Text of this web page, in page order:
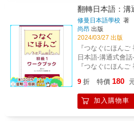
晨練或洗漱時隨手
型自然深植腦海，
新高度！ 為忙碌的現代人設計的學習方案，兩
頁一單元，一次只
無論是自學還是
試軍師。讓文法成
一次解鎖所有挑
告別繁瑣解說，吸
再頭痛燒腦。 例句精選同級單字，頁底補充相
關詞彙，同步增強
高效實戰：讀完就
戰遊戲！ 每個單元
和句子重組題，
練習。不僅是記憶
每道題都有日文
多，透過上下文推
的閱讀和理解力。
一步都讓您感受到進步的快
計，幫您輕鬆歸納
些絕招，讓您的日
率，成為學語言的高手！ 把握這
巧，您也可以輕鬆
讓生活情境成為您
饋：&ldquo;散亂
憶後效率翻倍！
們把單字嵌入日常
的活用，並通過比
證您一次就能全盤
似場景時，您的大
速激活一整串相關
有其道理的。 & 若
道的單字排列起來
是文法知識， 就成
了， 同時也加強了
是， 掌握幾個主
挑選了會話中，
能確實掌握，句子
完全理解了。 擁
一步。 & 【附贈免
「免費QR Code
者， 行動學習，即
升日語實力！ &
談之中，學習最與
照內容，搭配單字
中日發音MP3，閱
說讀能力。同時也
土文化，讓學習
& ◆中日對照內容
名標示加入單字文
味！ ◆〈怪談小專
資訊，滿足你的好
配樂朗讀QR code
場感滿滿！ &
翻轉日本語：溝
修曼日本語學校 著
尚昂 出版
2024/03/27 出版
『つなぐにほん
日本語-溝通式會
『つなぐにほん
科書中各課的學習
解題目。 題目設計上，盡可能在文法題及聽解
題中代入各課的新
9 折 特價 180
加入購物車